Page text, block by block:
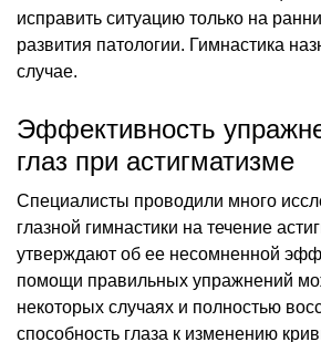
исправить ситуацию только на
развития патологии. Гимнастика
случае.
Эффективность
глаз при астигматизме
Специалисты проводили много
глазной гимнастики на течение
утверждают об ее несомненной
помощи правильных упражнений
некоторых случаях и полностью
способность глаза к изменению